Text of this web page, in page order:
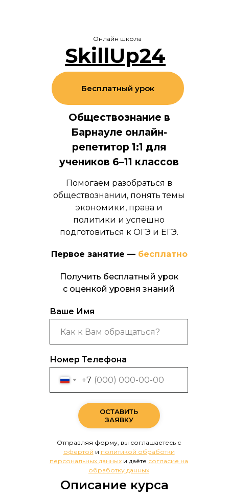
SkillUp24
Бесплатный урок
Онлайн школа
Помогаем разобраться в
обществознании, понять темы
экономики, права и
политики и успешно
подготовиться к ОГЭ и ЕГЭ.
Первое занятие — бесплатно
Обществознание в
Барнауле онлайн-
репетитор 1:1 для
учеников 6–11 классов
Отправляя форму, вы соглашаетесь с
офертой и политикой обработки
персональных данных и даёте согласие на
обработку данных
Получить бесплатный урок
с оценкой уровня знаний
Ваше Имя
Номер Телефона
+7
ОСТАВИТЬ
ЗАЯВКУ
Описание курса